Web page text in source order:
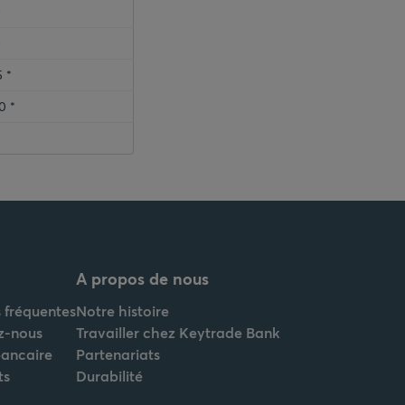
*
*
fréquentes
nous
A propos de nous
Notre histoire
Travailler chez Keytrade Bank
Partenariats
Durabilité